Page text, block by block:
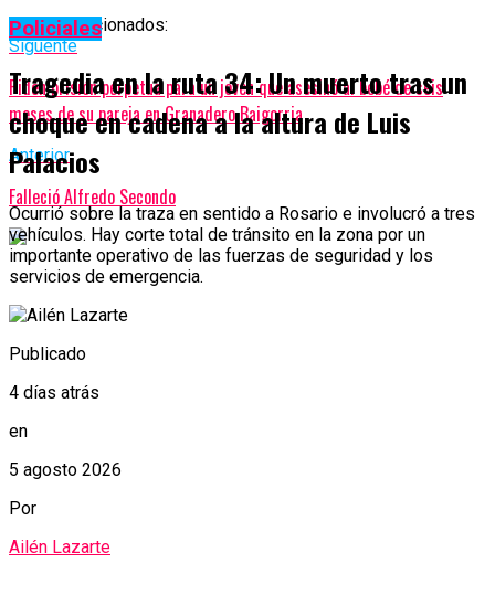
Temas relacionados:
Siguente
Piden prisión perpetua para un joven que asesinó al bebé de seis
meses de su pareja en Granadero Baigorria
Anterior
Falleció Alfredo Secondo
Policiales
Tragedia en la ruta 34: Un muerto tras un
choque en cadena a la altura de Luis
Palacios
Ocurrió sobre la traza en sentido a Rosario e involucró a tres
vehículos. Hay corte total de tránsito en la zona por un
importante operativo de las fuerzas de seguridad y los
servicios de emergencia.
Publicado
4 días atrás
en
5 agosto 2026
Por
Ailén Lazarte